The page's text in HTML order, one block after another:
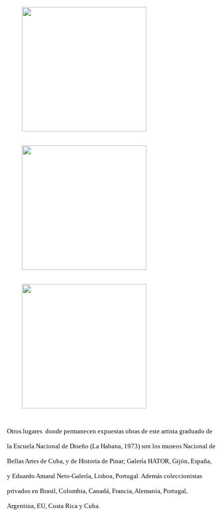
Otros lugares donde permanecen expuestas obras de este artista graduado de
la Escuela Nacional de Diseño (La Habana, 1973) son los museos Nacional de
Bellas Artes de Cuba, y de Historia de Pinar; Galería HATOR, Gijón, España,
y Eduardo Amaral Neto-Galería, Lisboa, Portugal. Además coleccionistas
privados en Brasil, Colombia, Canadá, Francia, Alemania, Portugal,
Argentina, EU, Costa Rica y Cuba.